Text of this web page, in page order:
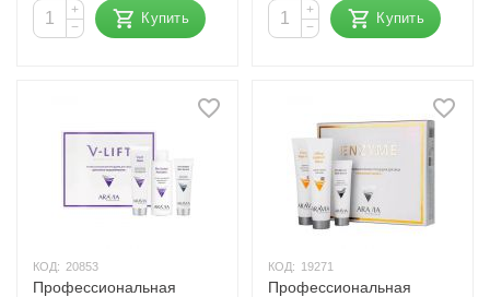
+
−
Купить
+
−
Купить
КОД: 20853
Профессиональная
КОД: 19271
Профессиональная